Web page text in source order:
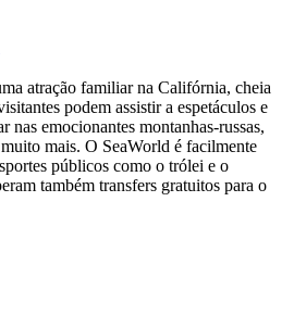
atração familiar na Califórnia, cheia
podem assistir a espetáculos e
nas emocionantes montanhas-russas,
mais. O SeaWorld é facilmente
públicos como o trólei e o
também transfers gratuitos para o